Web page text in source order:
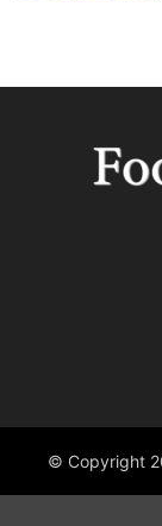
© Copyright